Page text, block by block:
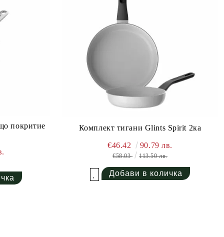
покритие Комплект тигани Glints Spirit 2ка
€46.42 90.79 лв.
€58.03 113.50 лв.